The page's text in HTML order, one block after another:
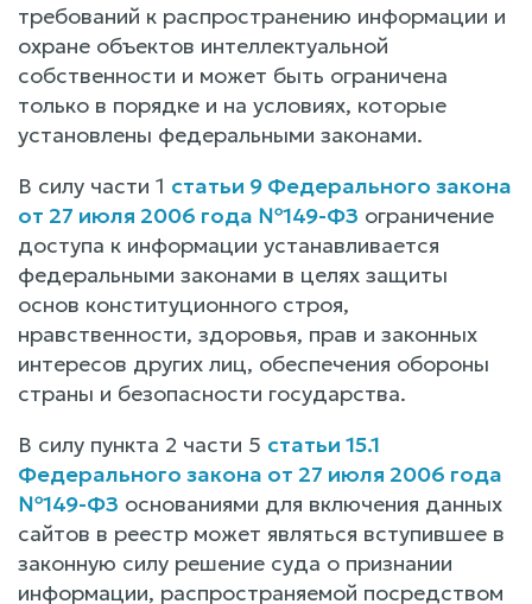
требований к распространению информации и
охране объектов интеллектуальной
собственности и может быть ограничена
только в порядке и на условиях, которые
установлены федеральными законами.
В силу части 1 статьи 9 Федерального закона
от 27 июля 2006 года №149-ФЗ ограничение
доступа к информации устанавливается
федеральными законами в целях защиты
основ конституционного строя,
нравственности, здоровья, прав и законных
интересов других лиц, обеспечения обороны
страны и безопасности государства.
В силу пункта 2 части 5 статьи 15.1
Федерального закона от 27 июля 2006 года
№149-ФЗ основаниями для включения данных
сайтов в реестр может являться вступившее в
законную силу решение суда о признании
информации, распространяемой посредством